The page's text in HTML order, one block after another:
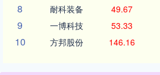
8 耐科装备 49.67
9 一博科技 53.33
10 方邦股份 146.16